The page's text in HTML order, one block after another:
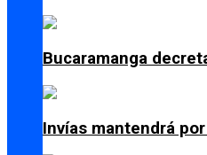
Bucaramanga
Invías mantendrá